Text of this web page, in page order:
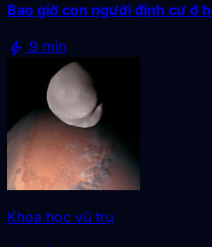
Bao giờ con người định cư ở
bolt 9 min
Khoa học vũ trụ